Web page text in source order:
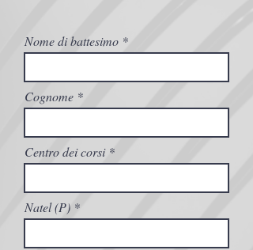
Nome di battesimo
Cognome
Centro dei corsi
Natel (P)